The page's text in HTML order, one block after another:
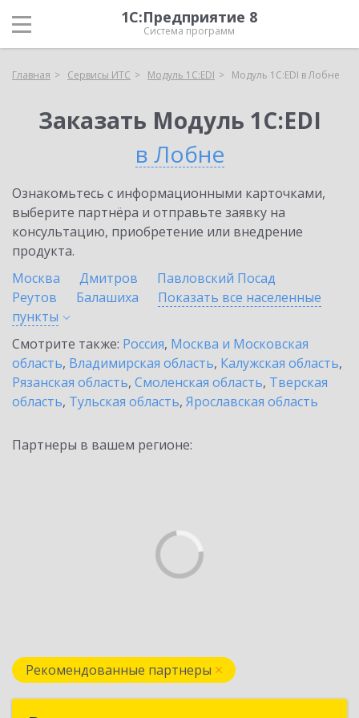
1С:Предприятие 8
Система программ
Главная Сервисы ИТС Модуль 1C:EDI Модуль 1C:EDI в Лобне
Заказать Модуль 1C:EDI
в Лобне
Ознакомьтесь с информационными карточками,
выберите партнёра и отправьте заявку на
консультацию, приобретение или внедрение
продукта.
Москва
Дмитров
Павловский Посад
Реутов
Балашиха
Показать все населенные
пункты
Смотрите также: Россия, Москва и Московская
область, Владимирская область, Калужская область,
Рязанская область, Смоленская область, Тверская
область, Тульская область, Ярославская область
Партнеры в вашем регионе:
Рекомендованные партнеры